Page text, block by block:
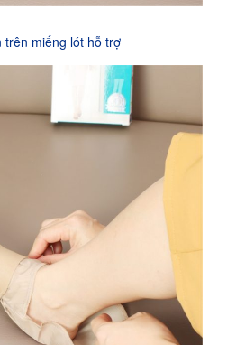
miếng lót hỗ trợ